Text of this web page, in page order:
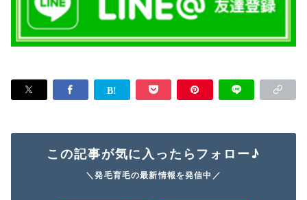
この記事が気に入ったらフォロー♪
＼発毛育毛の最新情報を発信中／